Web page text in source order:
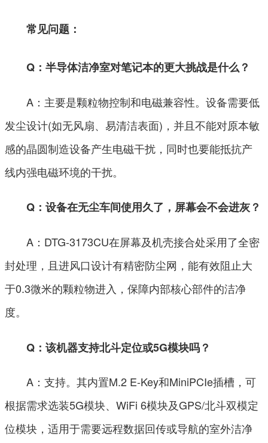
常见问题：
Q：半导体洁净室对笔记本的更大挑战是什么？
A：主要是颗粒物控制和电磁兼容性。设备需要低
发尘设计(如无风扇、易清洁表面)，并且不能对原本敏
感的晶圆制造设备产生电磁干扰，同时也要能抵抗产
线内强电磁环境的干扰。
Q：设备在无尘车间使用久了，屏幕会不会进灰？
A：DTG-3173CU在屏幕及机壳接合处采用了全密
封处理，且进风口设计有精密防尘网，能有效阻止大
于0.3微米的颗粒物进入，保障内部核心部件的洁净
度。
Q：该机器支持北斗定位或5G模块吗？
A：支持。其内置M.2 E-Key和MiniPCIe插槽，可
根据需求选装5G模块、WiFi 6模块及GPS/北斗双模定
位模块，适用于需要远程数据回传或导航的室外洁净